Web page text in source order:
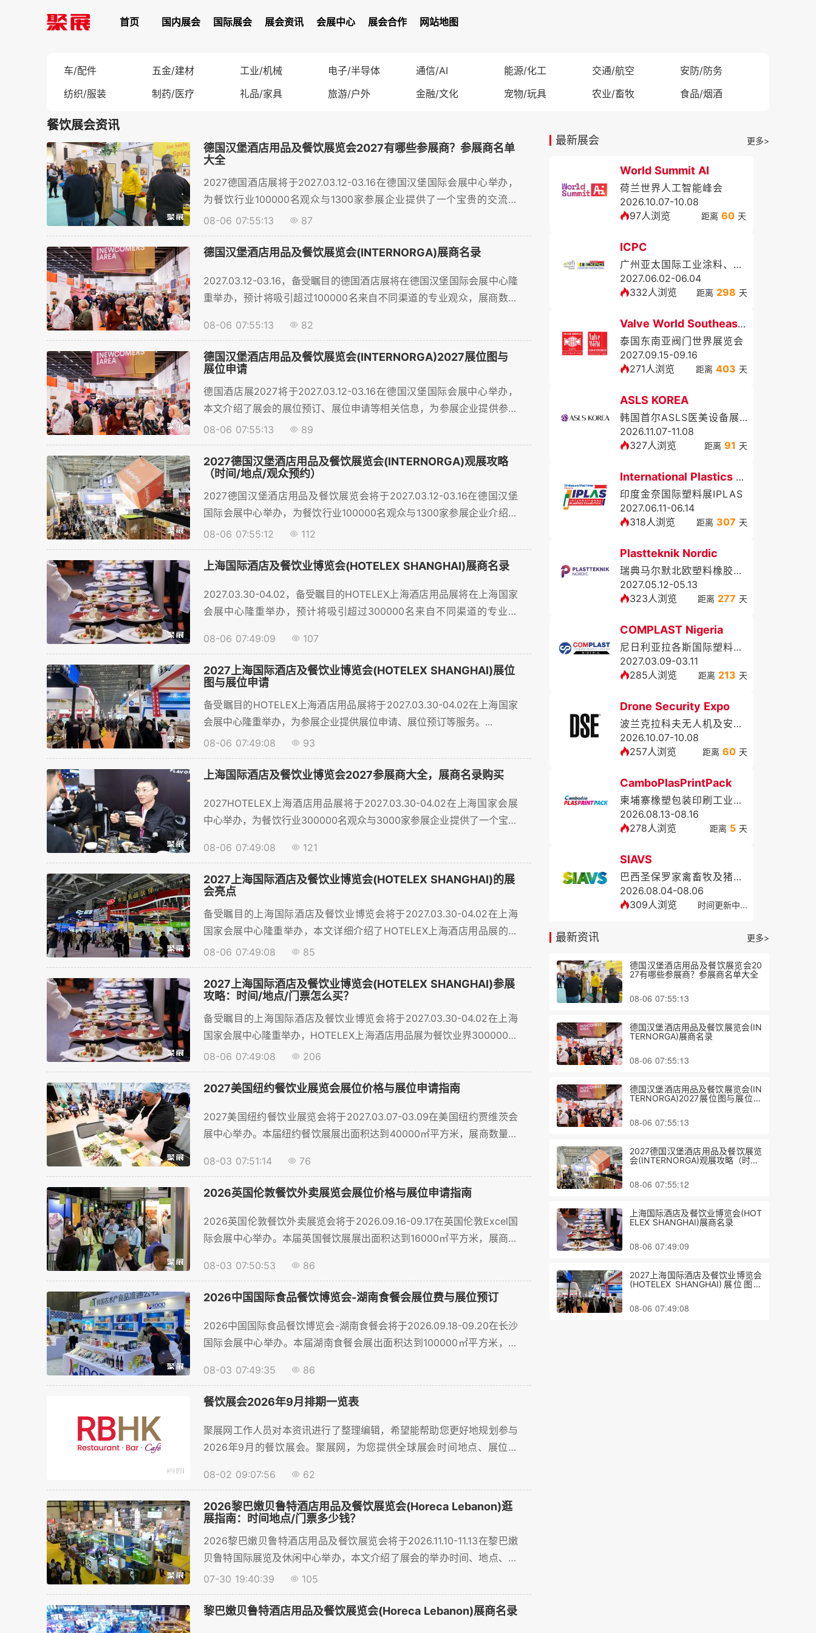
首页 国内展会 国际展会 展会资讯 会展中心 展会合作 网站地图
车/配件 五金/建材 工业/机械 电子/半导体 通信/AI 能源/化工 交通/航空
安防/防务
纺织/服装
制药/医疗 礼品/家具 旅游/户外 金融/文化 宠物/玩具 农业/畜牧 食品/烟酒
餐饮展会资讯
德国汉堡酒店用品及餐饮展览会2027有哪些参展商？参展商名单
大全
2027德国酒店展将于2027.03.12-03.16在德国汉堡国际会展中心举办，
为餐饮行业100000名观众与1300家参展企业提供了一个宝贵的交流平
台，聚展网提供展商名录查询，展商名录购买服务。...
08-06 07:55:13 87
德国汉堡酒店用品及餐饮展览会(INTERNORGA)展商名录
2027.03.12-03.16，备受瞩目的德国酒店展将在德国汉堡国际会展中心隆
重举办，预计将吸引超过100000名来自不同渠道的专业观众，展商数量
一个开放和高效的交流平台。本文将为您梳理重点参展商名单，并详解展
商名录的获取流程，助您高效对接行业资源！...
08-06 07:55:13 82
德国汉堡酒店用品及餐饮展览会(INTERNORGA)2027展位图与
展位申请
德国酒店展2027将于2027.03.12-03.16在德国汉堡国际会展中心举办，
本文介绍了展会的展位预订、展位申请等相关信息，为参展企业提供参展
服务。...
08-06 07:55:13 89
2027德国汉堡酒店用品及餐饮展览会(INTERNORGA)观展攻略
（时间/地点/观众预约）
2027德国汉堡酒店用品及餐饮展览会将于2027.03.12-03.16在德国汉堡
国际会展中心举办，为餐饮行业100000名观众与1300家参展企业介绍了
展会的举办时间、地点、购票等相关信息，目前线上门票购买、预订展位
火热进行中~。...
08-06 07:55:12 112
上海国际酒店及餐饮业博览会(HOTELEX SHANGHAI)展商名录
2027.03.30-04.02，备受瞩目的HOTELEX上海酒店用品展将在上海国家
会展中心隆重举办，预计将吸引超过300000名来自不同渠道的专业观
饮企业提供了一个开放和高效的交流平台。本文将为您梳理重点参展商名
单，并详解展商名录的获取流程，助您高效对接行业资源！...
08-06 07:49:09 107
2027上海国际酒店及餐饮业博览会(HOTELEX SHANGHAI)展位
图与展位申请
备受瞩目的HOTELEX上海酒店用品展将于2027.03.30-04.02在上海国家
会展中心隆重举办，为参展企业提供展位申请、展位预订等服务。...
08-06 07:49:08
93
上海国际酒店及餐饮业博览会2027参展商大全，展商名录购买
2027HOTELEX上海酒店用品展将于2027.03.30-04.02在上海国家会展
中心举办，为餐饮行业300000名观众与3000家参展企业提供了一个宝贵
08-06 07:49:08
121
2027上海国际酒店及餐饮业博览会(HOTELEX SHANGHAI)的展
会亮点
备受瞩目的上海国际酒店及餐饮业博览会将于2027.03.30-04.02在上海
国家会展中心隆重举办，本文详细介绍了HOTELEX上海酒店用品展的参
展价值与展会亮点。...
08-06 07:49:08 85
2027上海国际酒店及餐饮业博览会(HOTELEX SHANGHAI)参展
攻略：时间/地点/门票怎么买？
备受瞩目的上海国际酒店及餐饮业博览会将于2027.03.30-04.02在上海
国家会展中心隆重举办，HOTELEX上海酒店用品展为餐饮业界300000名
观众与3000家参展企业提供了展会的举办时间、地点、门票等相关信
息，目前线上门票预约、预订展位火热进行中~。...
08-06 07:49:08 206
2027美国纽约餐饮业展览会展位价格与展位申请指南
2027美国纽约餐饮业展览会将于2027.03.07-03.09在美国纽约贾维茨会
展中心举办。本届纽约餐饮展展出面积达到40000㎡平方米，展商数量预
展商顺利预订展位，聚展网为您提供展位价格、展位预订等服务。。...
08-03 07:51:14 76
2026英国伦敦餐饮外卖展览会展位价格与展位申请指南
2026英国伦敦餐饮外卖展览会将于2026.09.16-09.17在英国伦敦Excel国
际会展中心举办。本届英国餐饮展展出面积达到16000㎡平方米，展商数
参展商顺利预订展位，聚展网为您提供展位价格、展位预订等服务。。...
08-03 07:50:53 86
2026中国国际食品餐饮博览会-湖南食餐会展位费与展位预订
2026中国国际食品餐饮博览会-湖南食餐会将于2026.09.18-09.20在长沙
国际会展中心举办。本届湖南食餐会展出面积达到100000㎡平方米，展
饮行业参展商顺利预订展位，聚展网为您提供展位价格、展位预订等服
务。。...
08-03 07:49:35 86
餐饮展会2026年9月排期一览表
聚展网工作人员对本资讯进行了整理编辑，希望能帮助您更好地规划参与
2026年9月的餐饮展会。聚展网，为您提供全球展会时间地点、展位申
08-02 09:07:56
62
2026黎巴嫩贝鲁特酒店用品及餐饮展览会(Horeca Lebanon)逛
展指南：时间地点/门票多少钱？
2026黎巴嫩贝鲁特酒店用品及餐饮展览会将于2026.11.10-11.13在黎巴嫩
贝鲁特国际展览及休闲中心举办，本文介绍了展会的举办时间、地点、门
票等相关信息，目前门票购买、预订展位火热进行中~...
07-30 19:40:39 105
黎巴嫩贝鲁特酒店用品及餐饮展览会(Horeca Lebanon)展商名录
最新展会 更多>
World Summit AI
荷兰世界人工智能峰会
2026.10.07-10.08
97人浏览
距离 60 天
ICPC
广州亚太国际工业涂料、粉末涂料与涂装展览会
2027.06.02-06.04
332人浏览
距离 298 天
Valve World Southeast Asia Expo
泰国东南亚阀门世界展览会
2027.09.15-09.16
271人浏览
距离 403 天
ASLS KOREA
韩国首尔ASLS医美设备展览会暨学术大会（秋季）
2026.11.07-11.08
327人浏览
距离 91 天
International Plastics Exhibition
印度金奈国际塑料展IPLAS
2027.06.11-06.14
318人浏览
距离 307 天
Plastteknik Nordic
瑞典马尔默北欧塑料橡胶展览会
2027.05.12-05.13
323人浏览
距离 277 天
COMPLAST Nigeria
尼日利亚拉各斯国际塑料展览会
2027.03.09-03.11
285人浏览
距离 213 天
Drone Security Expo
波兰克拉科夫无人机及安防展DSE
2026.10.07-10.08
257人浏览
距离 60 天
CamboPlasPrintPack
柬埔寨橡塑包装印刷工业展览会
2026.08.13-08.16
278人浏览
距离 5 天
SIAVS
巴西圣保罗家禽畜牧及猪业展览会SIAVS
2026.08.04-08.06
309人浏览
时间更新中...
最新资讯 更多>
德国汉堡酒店用品及餐饮展览会20
27有哪些参展商？参展商名单大全
08-06 07:55:13
德国汉堡酒店用品及餐饮展览会(IN
TERNORGA)展商名录
08-06 07:55:13
德国汉堡酒店用品及餐饮展览会(IN
TERNORGA)2027展位图与展位申
08-06 07:55:13
2027德国汉堡酒店用品及餐饮展览
会(INTERNORGA)观展攻略（时间/
08-06 07:55:12
上海国际酒店及餐饮业博览会(HOT
ELEX SHANGHAI)展商名录
08-06 07:49:09
2027上海国际酒店及餐饮业博览会
(HOTELEX SHANGHAI)展位图与
08-06 07:49:08